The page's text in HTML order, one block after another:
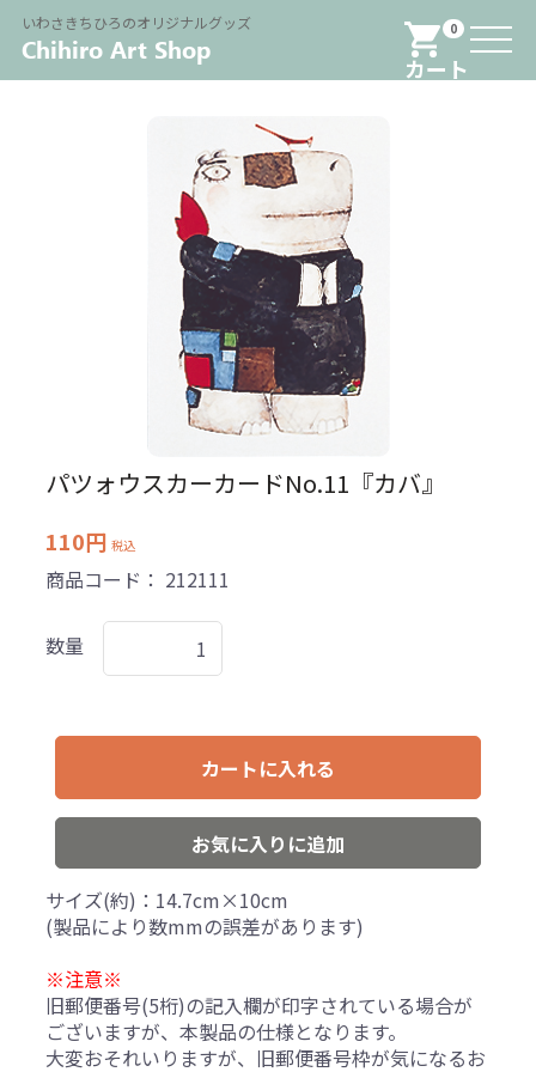
0
カート
いわさきちひろのオリジナルグッズ Menu
パツォウスカーカードNo.11『カバ』
110円 税込
商品コード： 212111
数量
カートに入れる
お気に入りに追加
サイズ(約)：14.7cm×10cm
(製品により数mmの誤差があります)
※注意※
旧郵便番号(5桁)の記入欄が印字されている場合が
ございますが、本製品の仕様となります。
大変おそれいりますが、旧郵便番号枠が気になるお